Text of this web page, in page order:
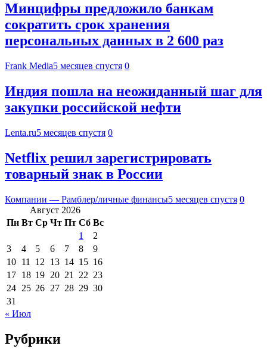
Минцифры предложило банкам
сократить срок хранения
персональных данных в 2 600 раз
Frank Media5 месяцев спустя 0
Индия пошла на неожиданный шаг для
закупки российской нефти
Lenta.ru5 месяцев спустя 0
Netflix решил зарегистрировать
товарный знак в России
Компании — Рамблер/личные финансы5 месяцев спустя 0
Август 2026
Пн Вт Ср Чт Пт Сб Вс
1
2
3
4 5 6 7 8
9
10 11 12 13 14 15 16
17 18 19 20 21 22 23
24 25 26 27 28 29 30
31
« Июл
Рубрики